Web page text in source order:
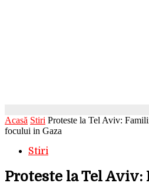
Acasă Stiri Proteste la Tel Aviv:
focului in Gaza
Stiri
Proteste la Tel